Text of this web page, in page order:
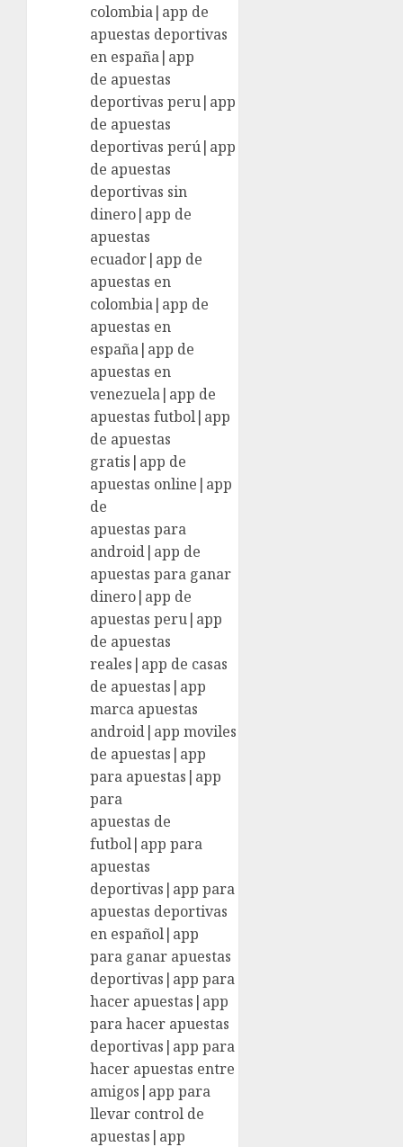
colombia|app de
apuestas deportivas
en españa|app
de apuestas
deportivas peru|app
de apuestas
deportivas perú|app
de apuestas
deportivas sin
dinero|app de
apuestas
ecuador|app de
apuestas en
colombia|app de
apuestas en
españa|app de
apuestas en
venezuela|app de
apuestas futbol|app
de apuestas
gratis|app de
apuestas online|app
de
apuestas para
android|app de
apuestas para ganar
dinero|app de
apuestas peru|app
de apuestas
reales|app de casas
de apuestas|app
marca apuestas
android|app moviles
de apuestas|app
para apuestas|app
para
apuestas de
futbol|app para
apuestas
deportivas|app para
apuestas deportivas
en español|app
para ganar apuestas
deportivas|app para
hacer apuestas|app
para hacer apuestas
deportivas|app para
hacer apuestas entre
amigos|app para
llevar control de
apuestas|app